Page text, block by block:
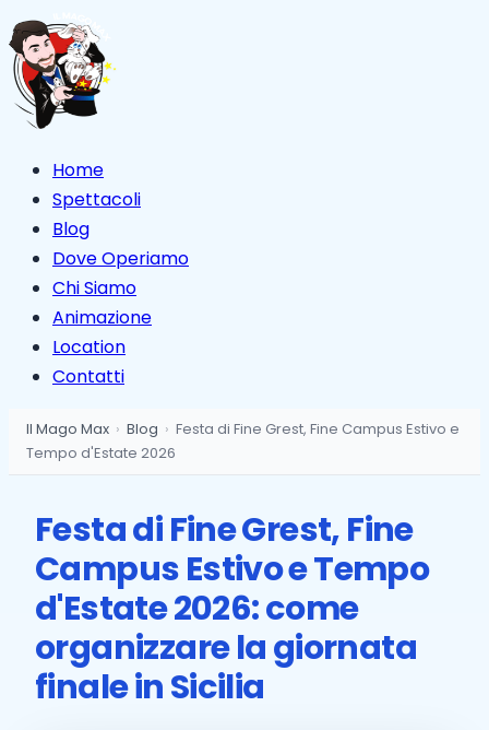
Home
Spettacoli
Blog
Dove Operiamo
Chi Siamo
Animazione
Location
Contatti
Il Mago Max › Blog › Festa di Fine Grest, Fine Campus Estivo e
Tempo d'Estate 2026
Festa di Fine Grest, Fine
Campus Estivo e Tempo
d'Estate 2026: come
organizzare la giornata
finale in Sicilia